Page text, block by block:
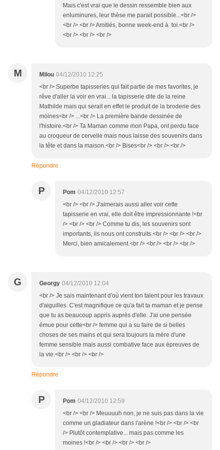
Mais c'est vrai que le dessin ressemble bien aux
enluminures, leur thèse me parait possible...<br />
<br /> <br /> Amitiés, bonne week-end à toi.<br />
<br /> <br /> <br />
M Milou 04/12/2010 12:25
<br /> Superbe tapisseries qui fait partie de mes favorites, je
rêve d'aller la voir en vrai... la tapisserie dite de la reine
Mathilde mais qui serait en effet le produit de la broderie des
moines<br /> ...<br /> La première bande dessinée de
l'histoire.<br /> Ta Maman comme mon Papa, ont perdu face
au croqueur de cervelle mais nous laisse des souvenirs dans
la tête et dans la maison.<br /> Bises<br /> <br /> <br />
Répondre
P Pom 04/12/2010 12:57
<br /> <br /> J'aimerais aussi aller voir cette
tapisserie en vrai, elle doit être impressionnante !<br
/> <br /> <br /> Comme tu dis, les souvenirs sont
importants, ils nous ont construits.<br /> <br /> <br />
Merci, bien amicalement.<br /> <br /> <br /> <br />
G Georgy 04/12/2010 12:04
<br /> Je sais maintenant d'où vient ton talent pour les travaux
d'aiguilles. C'est magnifique ce qu'a fait ta maman et je pense
que tu as beaucoup appris auprès d'elle. J'ai une pensée
émue pour cette<br /> femme qui a su faire de si belles
choses de ses mains et qui sera toujours la mère d'une
femme sensible mais aussi combative face aux épreuves de
la vie.<br /> <br /> <br />
Répondre
P Pom 04/12/2010 12:59
<br /> <br /> Meuuuuh non, je ne suis pas dans la vie
comme un gladiateur dans l'arène !<br /> <br /> <br
/> Plutôt contemplative... mais pas comme les
moines !<br /> <br /> <br /> <br />